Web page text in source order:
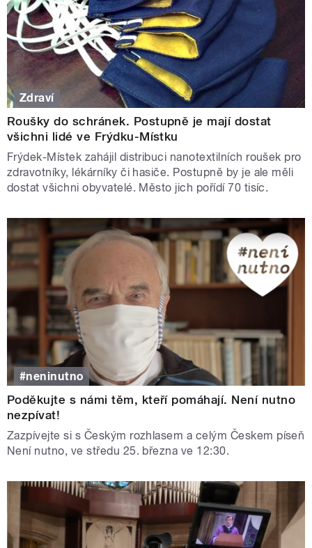
Zdraví
Roušky do schránek. Postupně je mají dostat
všichni lidé ve Frýdku-Místku
Frýdek-Místek zahájil distribuci nanotextilních roušek pro
zdravotníky, lékárníky či hasiče. Postupně by je ale měli
dostat všichni obyvatelé. Město jich pořídí 70 tisíc.
#neninutno
Poděkujte s námi těm, kteří pomáhají. Není nutno
nezpívat!
Zazpívejte si s Českým rozhlasem a celým Českem píseň
Není nutno, ve středu 25. března ve 12:30.